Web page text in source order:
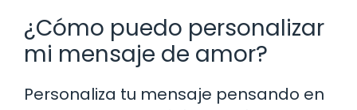
¿Cómo puedo personalizar
mi mensaje de amor?
Personaliza tu mensaje pensando en